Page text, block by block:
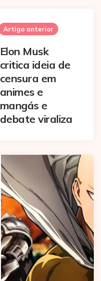
Artigo anterior
Elon Musk
critica ideia de
censura em
animes e
mangás e
debate viraliza